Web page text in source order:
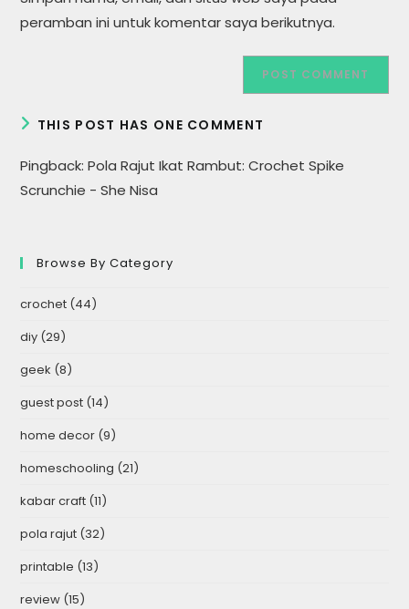
(optional)
peramban ini untuk komentar saya berikutnya.
THIS POST HAS ONE COMMENT
Pingback:Pola Rajut Ikat Rambut: Crochet Spike
Scrunchie - She Nisa
Browse By Category
crochet (44)
diy (29)
geek (8)
guest post (14)
home decor (9)
homeschooling (21)
kabar craft (11)
pola rajut (32)
printable (13)
review (15)